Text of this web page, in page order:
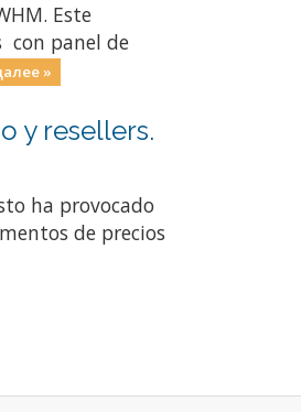
Este
con panel de
»
y resellers.
ha provocado
de precios